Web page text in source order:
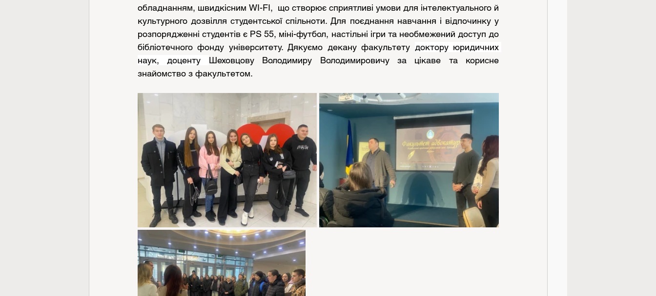
обладнанням, швидкісним WI-FI,  що створює сприятливі умови для інтелектуального й
культурного дозвілля студентської спільноти. Для поєднання навчання і відпочинку у
розпорядженні студентів є РS 55, міні-футбол, настільні ігри та необмежений доступ до
бібліотечного фонду університету. Дякуємо декану факультету доктору юридичних
наук, доценту Шеховцову Володимиру Володимировичу за цікаве та корисне
знайомство з факультетом.